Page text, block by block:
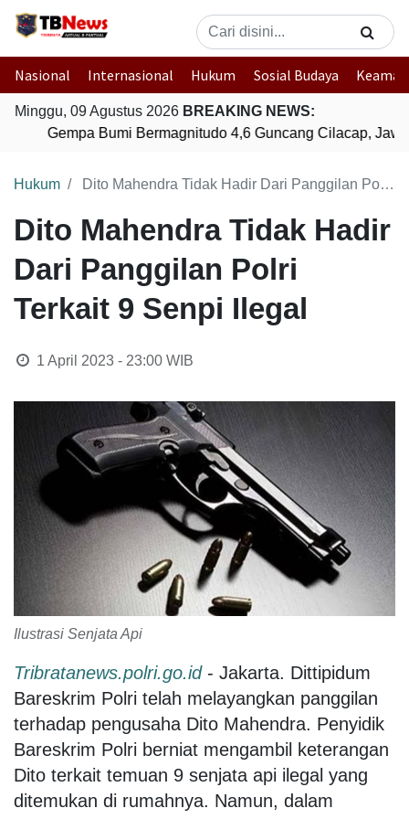
Nasional Internasional Hukum Sosial Budaya
Minggu, 09 Agustus 2026 BREAKING NEWS:
Gempa Bumi Bermagnitudo 4,6 Guncang Cilacap, Jawa
Hukum Dito Mahendra Tidak Hadir Dari Panggilan Polri Terkait 9 Senpi Ilegal
Dito Mahendra Tidak Hadir
Dari Panggilan Polri
Terkait 9 Senpi Ilegal
1 April 2023 - 23:00WIB
Ilustrasi Senjata Api
Tribratanews.polri.go.id - Jakarta. Dittipidum
Bareskrim Polri telah melayangkan panggilan
terhadap pengusaha Dito Mahendra. Penyidik
Bareskrim Polri berniat mengambil keterangan
Dito terkait temuan 9 senjata api ilegal yang
ditemukan di rumahnya. Namun, dalam